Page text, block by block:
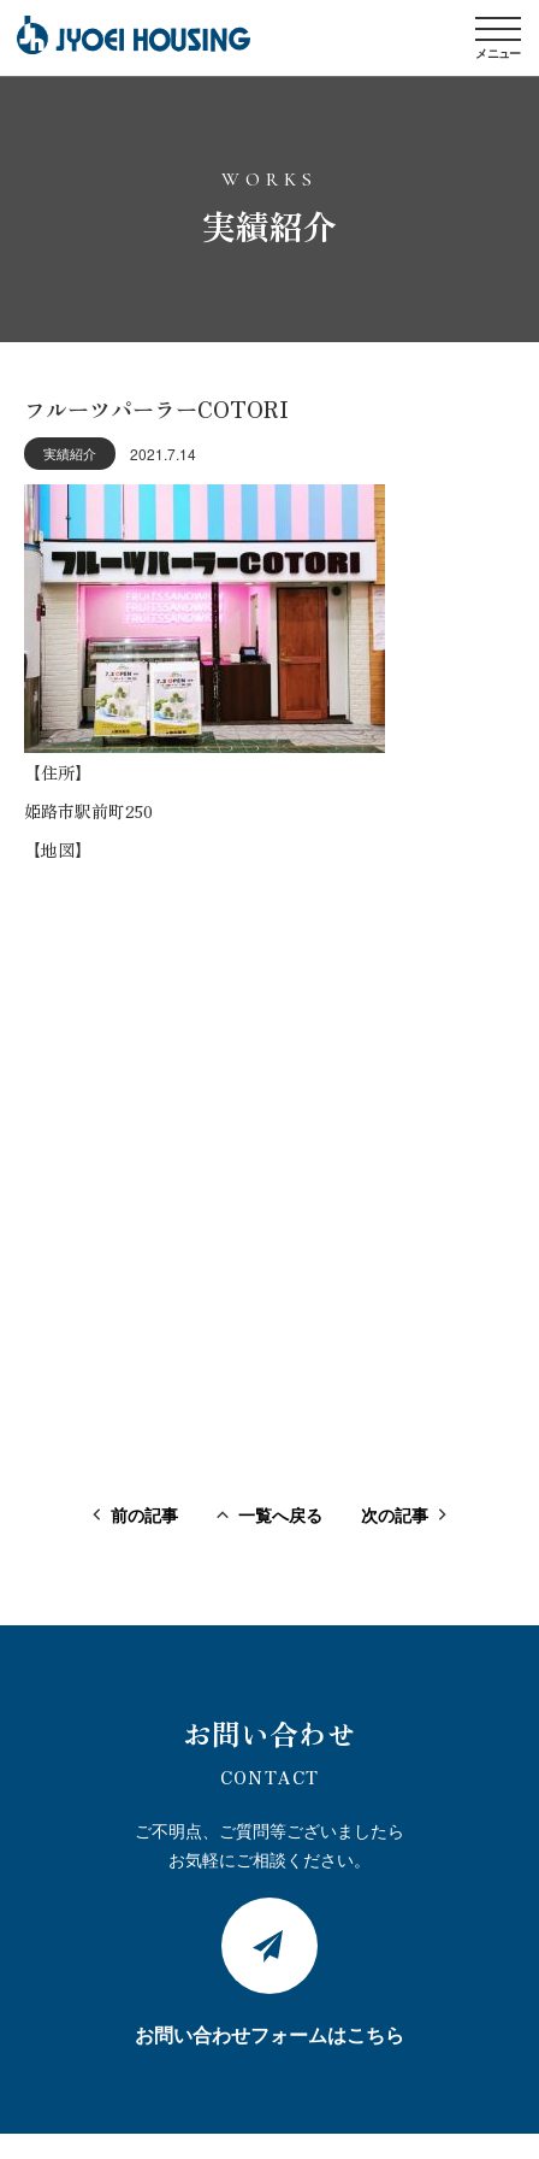
メニュー
WORKS
実績紹介
フルーツパーラーCOTORI
実績紹介 2021.7.14
【住所】
姫路市駅前町250
【地図】
前の記事
一覧へ戻る
次の記事
お問い合わせ
CONTACT
ご不明点、ご質問等ございましたら
お気軽にご相談ください。
お問い合わせフォームはこちら